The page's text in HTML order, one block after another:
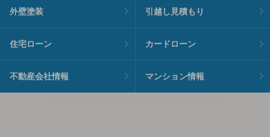
外壁塗装 引越し見積もり
住宅ローン カードローン
不動産会社情報 マンション情報